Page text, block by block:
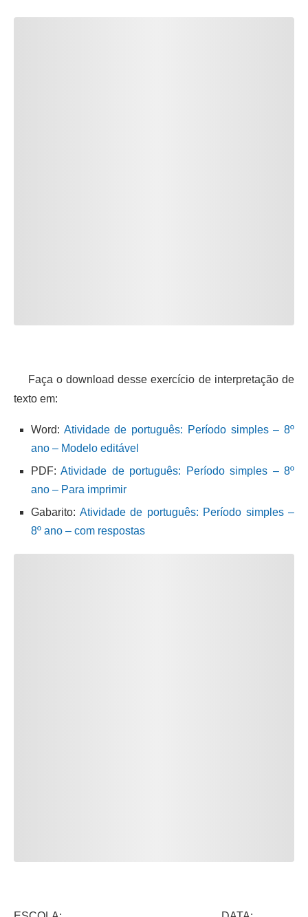
Faça o download desse exercício de interpretação de
texto em:
Word: Atividade de português: Período simples – 8º
ano – Modelo editável
PDF:Atividade de português: Período simples – 8º
ano – Para imprimir
Gabarito: Atividade de português: Período simples –
8º ano – com respostas